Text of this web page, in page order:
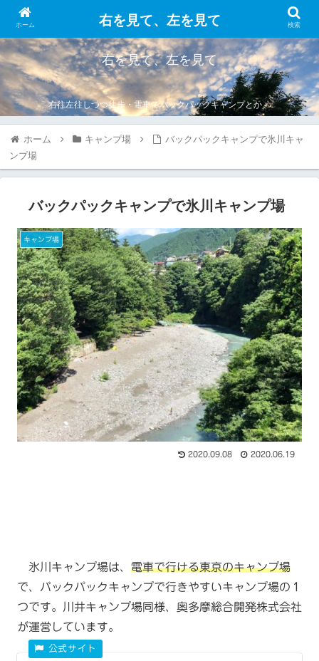
右を見て、左を見て
右往左往しつつ徒歩・電車でバックパックキャンプとか。
ホーム キャンプ場
バックパックキャンプで氷川キャ
ンプ場
バックパックキャンプで氷川キャンプ場
キャンプ場
2020.09.08 2020.06.19
氷川キャンプ場は、 電車で行ける東京のキャンプ場
で、バックパックキャンプで行きやすいキャンプ場の１
つです。川井キャンプ場同様、奥多摩総合開発株式会社
が運営しています。
ホーム 右を見て、左を見て 検索